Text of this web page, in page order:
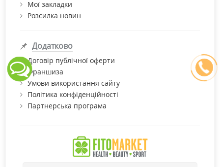
Мої закладки
Розсилка новин
Додатково
Договір публічної оферти
Франшиза
Умови використання сайту
Політика конфіденційності
Партнерська програма